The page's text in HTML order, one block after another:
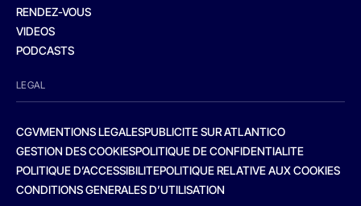
RENDEZ-VOUS
VIDEOS
PODCASTS
LEGAL
CGVMENTIONS LEGALESPUBLICITE SUR ATLANTICO
GESTION DES COOKIESPOLITIQUE DE CONFIDENTIALITE
POLITIQUE D’ACCESSIBILITEPOLITIQUE RELATIVE AUX COOKIES
CONDITIONS GENERALES D’UTILISATION